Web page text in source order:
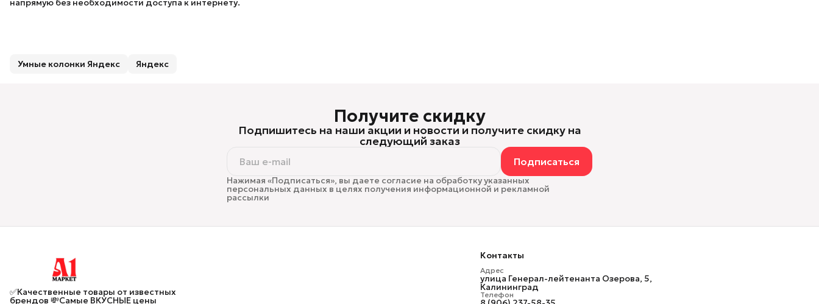
напрямую без необходимости доступа к интернету.
Умные колонки Яндекс Яндекс
Получите скидку
Подпишитесь на наши акции и новости и получите скидку на
следующий заказ
Подписаться
Нажимая «Подписаться», вы даете согласие на обработку указанных
персональных данных в целях получения информационной и рекламной
рассылки
✅Качественные товары от известных
брендов 💸Самые ВКУСНЫЕ цены
Контакты
Адрес
улица Генерал-лейтенанта Озерова, 5,
Калининград
Телефон